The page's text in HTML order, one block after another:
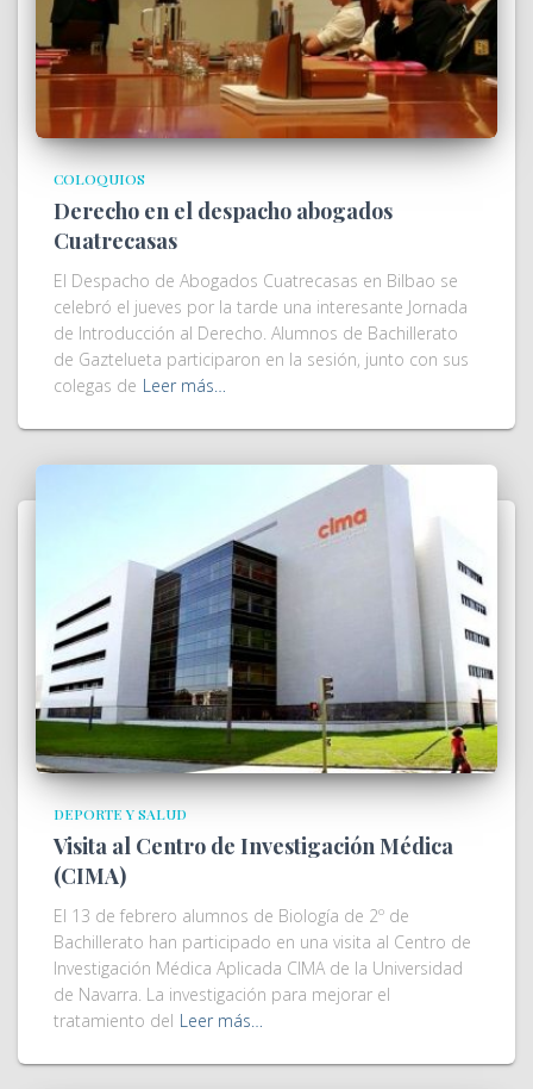
COLOQUIOS
Derecho en el despacho abogados
Cuatrecasas
El Despacho de Abogados Cuatrecasas en Bilbao se
celebró el jueves por la tarde una interesante Jornada
de Introducción al Derecho. Alumnos de Bachillerato
de Gaztelueta participaron en la sesión, junto con sus
colegas de Leer más…
DEPORTE Y SALUD
Visita al Centro de Investigación Médica
(CIMA)
El 13 de febrero alumnos de Biología de 2º de
Bachillerato han participado en una visita al Centro de
Investigación Médica Aplicada CIMA de la Universidad
de Navarra. La investigación para mejorar el
tratamiento del Leer más…